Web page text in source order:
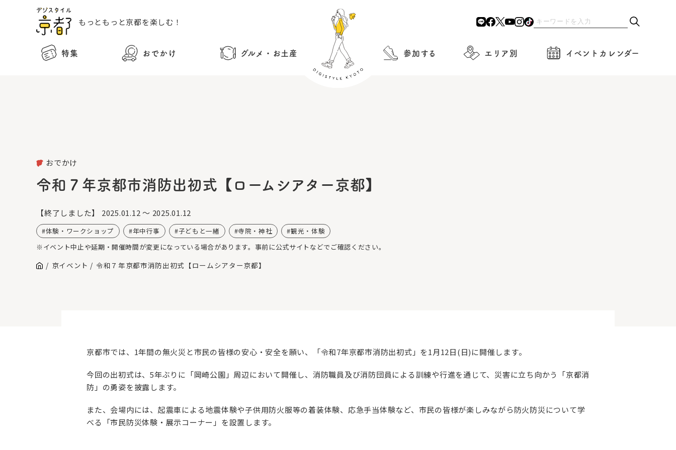
もっともっと京都を楽しむ！
特集 おでかけ グルメ・お土産 参加する エリア別 イベントカレンダー
おでかけ
令和７年京都市消防出初式【ロームシアター京都】
【終了しました】 2025.01.12 ～ 2025.01.12
体験・ワークショップ 年中行事 子どもと一緒 寺院・神社
観光・体験
※イベント中止や延期・開催時間が変更になっている場合があります。事前に公式サイトなどでご確認ください。
京イベント 令和７年京都市消防出初式【ロームシアター京都】
京都市では、1年間の無火災と市民の皆様の安心・安全を願い、「令和7年京都市消防出初式」を1月12日(日)に開催します。
今回の出初式は、5年ぶりに「岡崎公園」周辺において開催し、消防職員及び消防団員による訓練や行進を通じて、災害に立ち向かう「京都消
防」の勇姿を披露します。
また、会場内には、起震車による地震体験や子供用防火服等の着装体験、応急手当体験など、市民の皆様が楽しみながら防火防災について学
べる「市民防災体験・展示コーナー」を設置します。